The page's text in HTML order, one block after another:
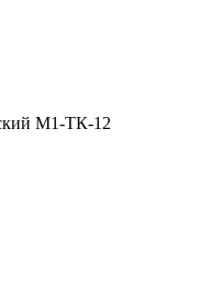
М1-ТК-12